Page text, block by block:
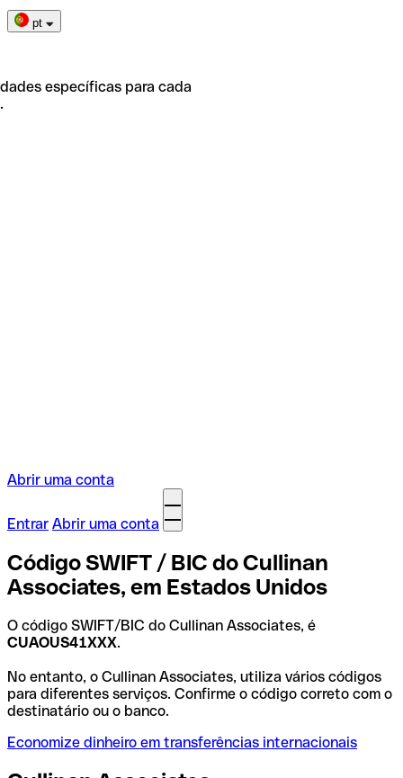
pt
específicas para cada
Abrir uma conta
Entrar Abrir uma conta
Código SWIFT / BIC do Cullinan
Associates, em Estados Unidos
O código SWIFT/BIC do Cullinan Associates, é
CUAOUS41XXX.
No entanto, o Cullinan Associates, utiliza vários códigos
para diferentes serviços. Confirme o código correto com o
destinatário ou o banco.
Economize dinheiro em transferências internacionais